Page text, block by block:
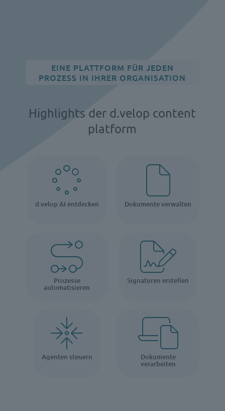
EINE PLATTFORM FÜR JEDEN
PROZESS IN IHRER ORGANISATION
Highlights der d.velop content
platform
d.velop AI entdecken Dokumente verwalten
Prozesse
automatisieren
Signaturen erstellen
Agenten steuern Dokumente
verarbeiten